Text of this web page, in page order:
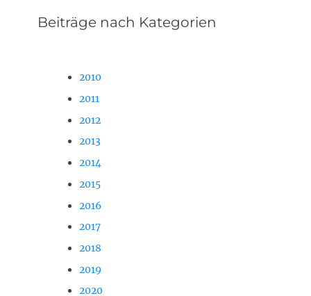
Beiträge nach Kategorien
2010
2011
2012
2013
2014
2015
2016
2017
2018
2019
2020